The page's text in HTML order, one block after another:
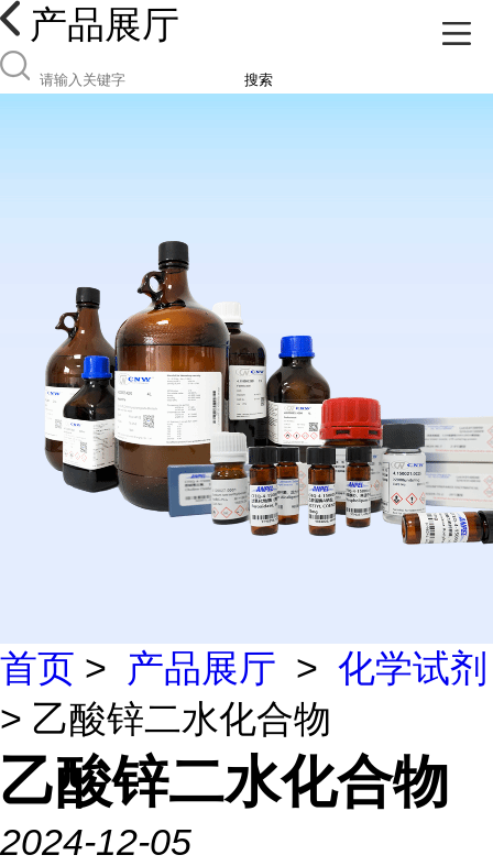
产品展厅
搜索
首页 > 产品展厅 > 化学试剂
> 乙酸锌二水化合物
乙酸锌二水化合物
2024-12-05